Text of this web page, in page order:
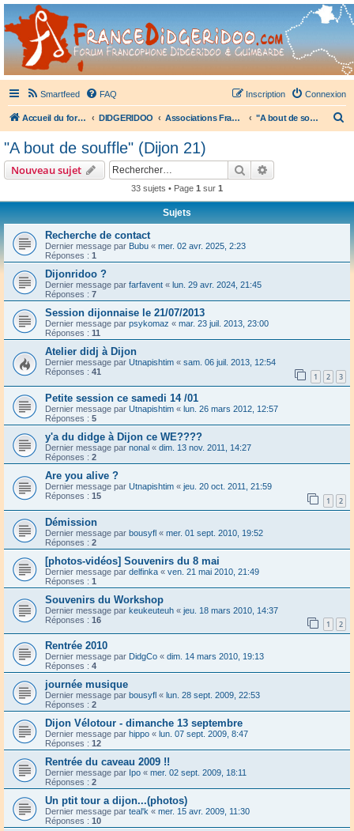
France Didgeridoo
Didgeridoo et Guimbarde sur France Didgeridoo - retrouvez la communauté.
Smartfeed FAQ Connexion
Inscription
Accueil du forum DIDGERIDOO Associations Françaises de Didgeridoo "A bout de souffle" (Dijon 21)
"A bout de souffle" (Dijon 21)
Nouveau sujet Rechercher
33 sujets • Page 1 sur 1
Sujets
Recherche de contact
Dernier message par Bubu « mer. 02 avr. 2025, 2:23
Réponses : 1
Dijonridoo ?
Dernier message par farfavent « lun. 29 avr. 2024, 21:45
Réponses : 7
Session dijonnaise le 21/07/2013
Dernier message par psykomaz « mar. 23 juil. 2013, 23:00
Réponses : 11
Atelier didj à Dijon
Dernier message par Utnapishtim « sam. 06 juil. 2013, 12:54
Réponses : 41 1 2 3
Petite session ce samedi 14 /01
Dernier message par Utnapishtim « lun. 26 mars 2012, 12:57
Réponses : 5
y'a du didge à Dijon ce WE????
Dernier message par nonal « dim. 13 nov. 2011, 14:27
Réponses : 2
Are you alive ?
Dernier message par Utnapishtim « jeu. 20 oct. 2011, 21:59
Réponses : 15 1 2
Démission
Dernier message par bousyfl « mer. 01 sept. 2010, 19:52
Réponses : 2
[photos-vidéos] Souvenirs du 8 mai
Dernier message par delfinka « ven. 21 mai 2010, 21:49
Réponses : 1
Souvenirs du Workshop
Dernier message par keukeuteuh « jeu. 18 mars 2010, 14:37
Réponses : 16 1 2
Rentrée 2010
Dernier message par DidgCo « dim. 14 mars 2010, 19:13
Réponses : 4
journée musique
Dernier message par bousyfl « lun. 28 sept. 2009, 22:53
Réponses : 2
Dijon Vélotour - dimanche 13 septembre
Dernier message par hippo « lun. 07 sept. 2009, 8:47
Réponses : 12
Rentrée du caveau 2009 !!
Dernier message par Ipo « mer. 02 sept. 2009, 18:11
Réponses : 2
Un ptit tour a dijon...(photos)
Dernier message par teal'k « mer. 15 avr. 2009, 11:30
Réponses : 10